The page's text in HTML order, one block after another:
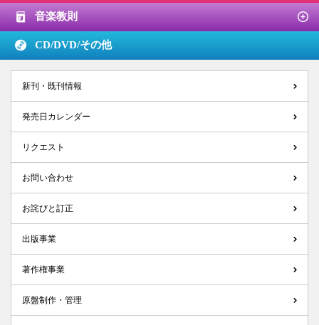
音楽教則
CD/DVD/その他
新刊・既刊情報
発売日カレンダー
リクエスト
お問い合わせ
お詫びと訂正
出版事業
著作権事業
原盤制作・管理